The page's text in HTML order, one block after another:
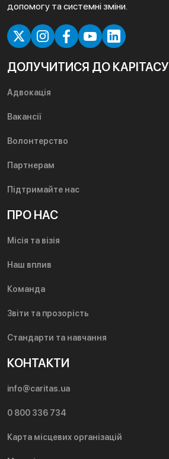
допомогу та системні зміни.
ДОЛУЧИТИСЯ ДО КАРІТАСУ
Адвокація
Вакансії
Волонтерство
Партнерам
Підтримайте нас
ПРО НАС
Місія та візія
Наш вплив
Команда
Звіти та прозорість
Стандарти та навчання
КОНТАКТИ
info@caritas.ua
0 800 336 734
Карта місцевих організацій